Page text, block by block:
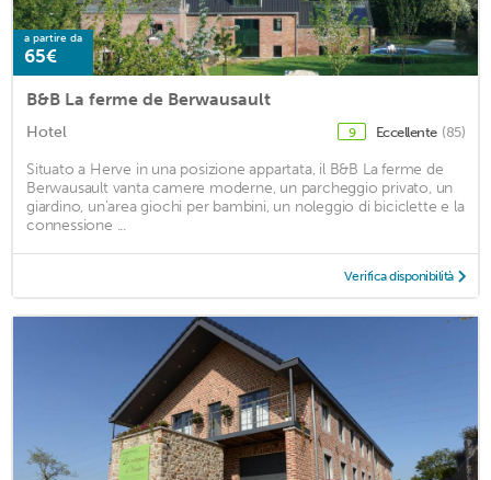
a partire da
65€
B&B La ferme de Berwausault
Hotel 9 Eccellente (85)
Situato a Herve in una posizione appartata, il B&B La ferme de
Berwausault vanta camere moderne, un parcheggio privato, un
giardino, un'area giochi per bambini, un noleggio di biciclette e la
connessione ...
Verifica disponibilità